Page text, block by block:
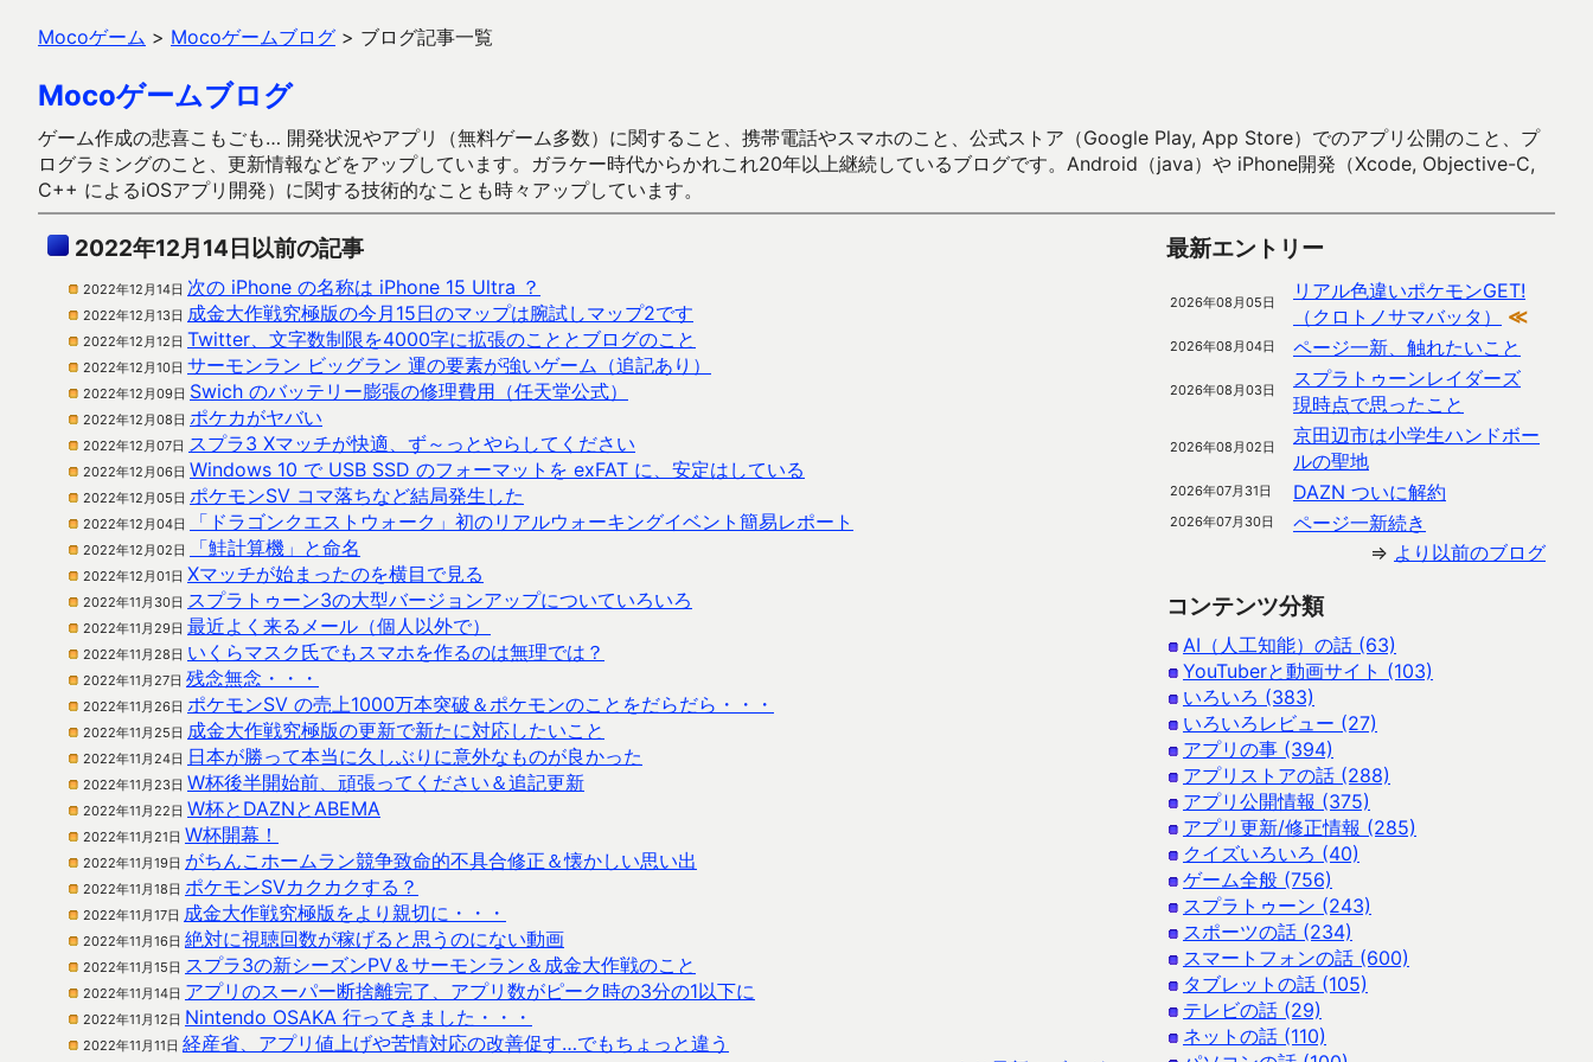
Mocoゲーム > Mocoゲームブログ > ブログ記事一覧
Mocoゲームブログ
ゲーム作成の悲喜こもごも… 開発状況やアプリ（無料ゲーム多数）に関すること、携帯電話やスマホのこと、公式ストア（Google Play, App Store）でのアプリ公開のこと、プ
ログラミングのこと、更新情報などをアップしています。ガラケー時代からかれこれ20年以上継続しているブログです。Android（java）や iPhone開発（Xcode, Objective-C,
C++ によるiOSアプリ開発）に関する技術的なことも時々アップしています。
2022年12月14日以前の記事
2022年12月14日 次の iPhone の名称は iPhone 15 Ultra ？
2022年12月13日 成金大作戦究極版の今月15日のマップは腕試しマップ2です
2022年12月12日 Twitter、文字数制限を4000字に拡張のこととブログのこと
2022年12月10日 サーモンラン ビッグラン 運の要素が強いゲーム（追記あり）
2022年12月09日 Swich のバッテリー膨張の修理費用（任天堂公式）
2022年12月08日 ポケカがヤバい
2022年12月07日 スプラ3 Xマッチが快適、ず～っとやらしてください
2022年12月06日 Windows 10 で USB SSD のフォーマットを exFAT に、安定はしている
2022年12月05日 ポケモンSV コマ落ちなど結局発生した
2022年12月04日 「ドラゴンクエストウォーク」初のリアルウォーキングイベント簡易レポート
2022年12月02日 「鮭計算機」と命名
2022年12月01日 Xマッチが始まったのを横目で見る
2022年11月30日 スプラトゥーン3の大型バージョンアップについていろいろ
2022年11月29日 最近よく来るメール（個人以外で）
2022年11月28日 いくらマスク氏でもスマホを作るのは無理では？
2022年11月27日 残念無念・・・
2022年11月26日 ポケモンSV の売上1000万本突破＆ポケモンのことをだらだら・・・
2022年11月25日 成金大作戦究極版の更新で新たに対応したいこと
2022年11月24日 日本が勝って本当に久しぶりに意外なものが良かった
2022年11月23日 W杯後半開始前、頑張ってください＆追記更新
2022年11月22日 W杯とDAZNとABEMA
2022年11月21日 W杯開幕！
2022年11月19日 がちんこホームラン競争致命的不具合修正＆懐かしい思い出
2022年11月18日 ポケモンSVカクカクする？
2022年11月17日 成金大作戦究極版をより親切に・・・
2022年11月16日 絶対に視聴回数が稼げると思うのにない動画
2022年11月15日 スプラ3の新シーズンPV＆サーモンラン＆成金大作戦のこと
2022年11月14日 アプリのスーパー断捨離完了、アプリ数がピーク時の3分の1以下に
2022年11月12日 Nintendo OSAKA 行ってきました・・・
2022年11月11日 経産省、アプリ値上げや苦情対応の改善促す…でもちょっと違う
最新エントリー
2026年08月05日
リアル色違いポケモンGET!
（クロトノサマバッタ）
≪
2026年08月04日 ページ一新、触れたいこと
2026年08月03日
スプラトゥーンレイダーズ
現時点で思ったこと
2026年08月02日
京田辺市は小学生ハンドボー
ルの聖地
2026年07月31日 DAZN ついに解約
2026年07月30日
ページ一新続き
⇒ より以前のブログ
コンテンツ分類
AI（人工知能）の話 (63)
YouTuberと動画サイト (103)
いろいろ (383)
いろいろレビュー (27)
アプリの事 (394)
アプリストアの話 (288)
アプリ公開情報 (375)
アプリ更新/修正情報 (285)
クイズいろいろ (40)
ゲーム全般 (756)
スプラトゥーン (243)
スポーツの話 (234)
スマートフォンの話 (600)
タブレットの話 (105)
テレビの話 (29)
ネットの話 (110)